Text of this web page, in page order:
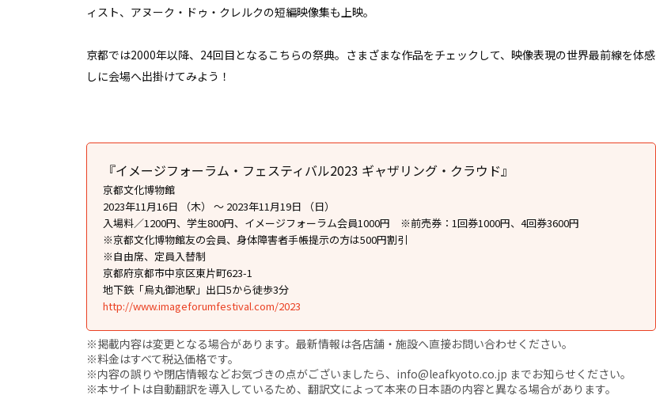
ィスト、アヌーク・ドゥ・クレルクの短編映像集も上映。
京都では2000年以降、24回⽬となるこちらの祭典。さまざまな作品をチェックして、映像表現の世界最前線を体感
しに会場へ出掛けてみよう！
『イメージフォーラム・フェスティバル2023 ギャザリング・クラウド』
京都文化博物館
2023年11月16日 （木） ～ 2023年11月19日 （日）
⼊場料／1200円、学⽣800円、イメージフォーラム会員1000円 ※前売券：1回券1000円、4回券3600円
※京都⽂化博物館友の会員、⾝体障害者⼿帳提⽰の⽅は500円割引
※⾃由席、定員⼊替制
京都府京都市中京区東片町623-1
地下鉄「烏丸御池駅」出口5から徒歩3分
http://www.imageforumfestival.com/2023
※掲載内容は変更となる場合があります。最新情報は各店舗・施設へ直接お問い合わせください。
※料金はすべて税込価格です。
※内容の誤りや閉店情報などお気づきの点がございましたら、info@leafkyoto.co.jp までお知らせください。
※本サイトは自動翻訳を導入しているため、翻訳文によって本来の日本語の内容と異なる場合があります。